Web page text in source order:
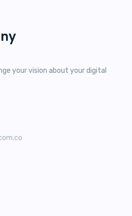
your vision about your digital